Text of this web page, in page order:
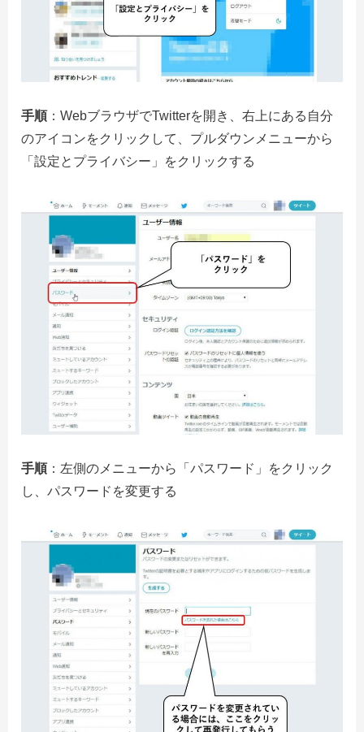
手順：WebブラウザでTwitterを開き、右上にある自分
のアイコンをクリックして、プルダウンメニューから
「設定とプライバシー」をクリックする
手順：左側のメニューから「パスワード」をクリック
し、パスワードを変更する